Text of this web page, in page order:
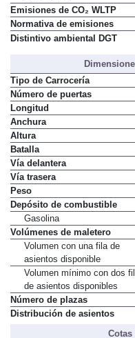
Combinado
Emisiones de CO₂ WLTP
Normativa de emisiones
Tipo de Carrocería
Número de puertas
Longitud
Anchura
Altura
Batalla
Vía delantera
Vía trasera
Peso
Depósito de combustible
Gasolina
Volúmenes de maletero
Volumen con una fila de
asientos disponible
Volumen mínimo con dos
de asientos disponibles
Número de plazas